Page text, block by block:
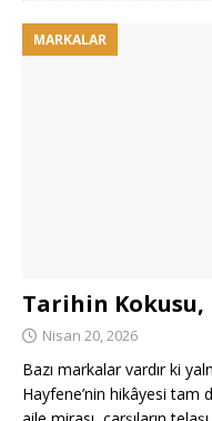
MARKALAR
Tarihin Kokusu,
Nisan 20, 2026
Bazı markalar vardır ki
Hayfene’nin hikâyesi tam